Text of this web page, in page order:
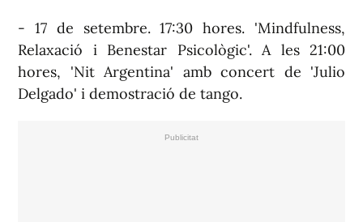
- 17 de setembre. 17:30 hores. 'Mindfulness,
Relaxació i Benestar Psicològic'. A les 21:00
hores, 'Nit Argentina' amb concert de 'Julio
Delgado' i demostració de tango.